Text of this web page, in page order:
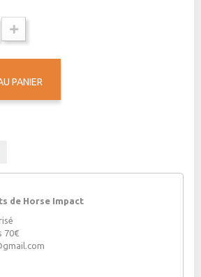
PANIER
de Horse Impact
70€